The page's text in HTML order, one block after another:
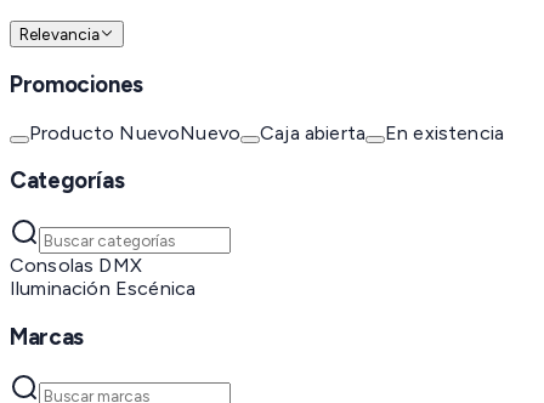
Relevancia
Promociones
Producto NuevoNuevo Caja abierta En existencia
Categorías
Consolas DMX
Iluminación Escénica
Marcas